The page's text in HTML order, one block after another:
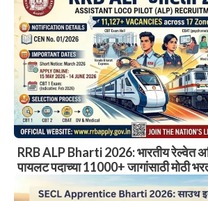
RRB ALP Bharti 2026: भारतीय रेल्वेत
पायलट पदाच्या 11000+ जागांसाठी मोठी